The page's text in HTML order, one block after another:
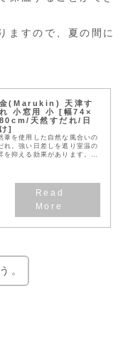
ますので、夏の間に
(Marukin) 天津す
小窓用 小 [幅74×
天然すだれ/日
]
葦を使用した自然な風合いの
れ。強い日差しを遮り室温の
を抑える効果があります。ま
からも今でも日本...
。